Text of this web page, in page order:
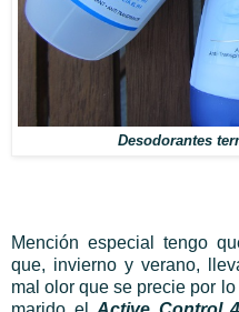
Desodorantes
Mención especial tengo
que, invierno y verano,
mal olor que se precie por